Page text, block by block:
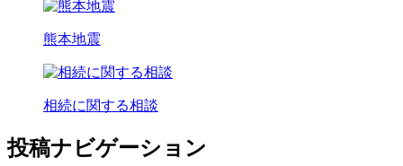
熊本地震
相続に関する相談
投稿ナビゲーション